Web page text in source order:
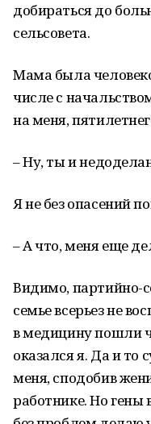
добираться до
сельсовета.
Мама была
числе с
на меня,
– Ну, ты и
Я не без опасений
– А что, меня еще
Видимо, партийно-
семье всерьез не
в медицину пошли
оказался я. Да и то
меня, сподобив
работнике. Но гены